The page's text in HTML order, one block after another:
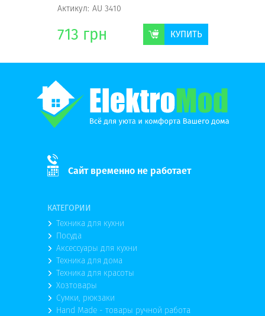
Актикул: AU 3410
713 грн КУПИТЬ
Сайт временно не работает
КАТЕГОРИИ
Техника для кухни
Посуда
Аксессуары для кухни
Техника для дома
Техника для красоты
Хозтовары
Сумки, рюкзаки
Hand Made - товары ручной работа